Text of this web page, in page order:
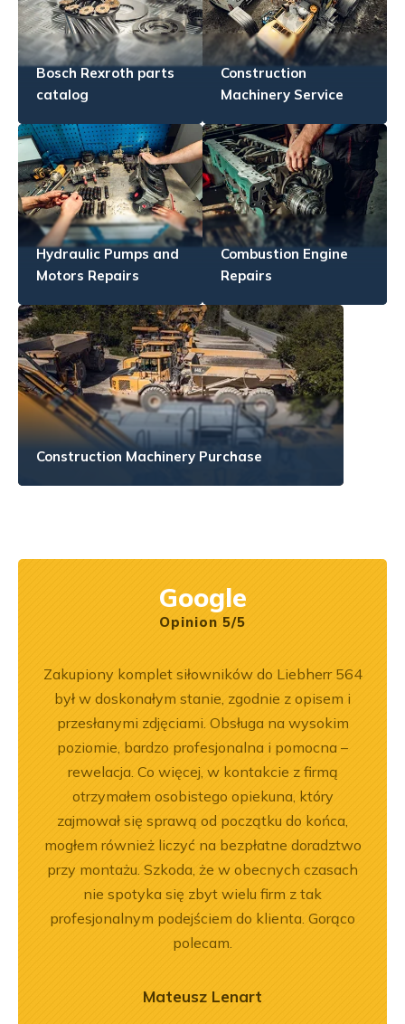
Bosch Rexroth parts
catalog
Construction
Machinery Service
Hydraulic Pumps and
Motors Repairs
Combustion Engine
Repairs
Construction Machinery Purchase
Google
Opinion 5/5
Zakupiony komplet siłowników do Liebherr 564
był w doskonałym stanie, zgodnie z opisem i
przesłanymi zdjęciami. Obsługa na wysokim
poziomie, bardzo profesjonalna i pomocna –
rewelacja. Co więcej, w kontakcie z firmą
otrzymałem osobistego opiekuna, który
zajmował się sprawą od początku do końca,
mogłem również liczyć na bezpłatne doradztwo
przy montażu. Szkoda, że w obecnych czasach
nie spotyka się zbyt wielu firm z tak
profesjonalnym podejściem do klienta. Gorąco
polecam.
Mateusz Lenart